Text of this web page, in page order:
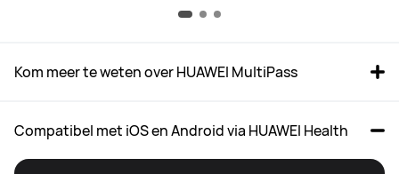
Kom meer te weten over HUAWEI MultiPass
Compatibel met iOS en Android via HUAWEI Health